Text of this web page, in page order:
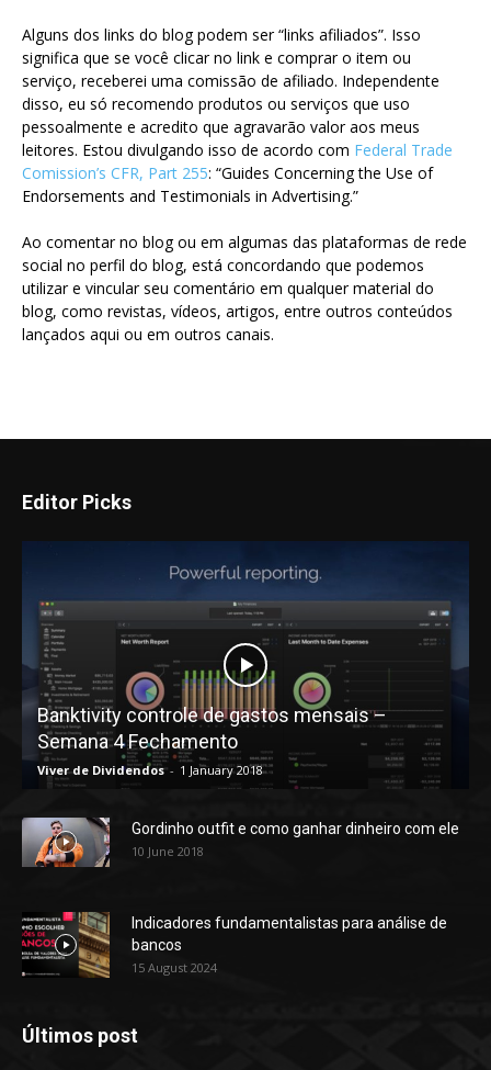
Alguns dos links do blog podem ser “links afiliados”. Isso
significa que se você clicar no link e comprar o item ou
serviço, receberei uma comissão de afiliado. Independente
disso, eu só recomendo produtos ou serviços que uso
pessoalmente e acredito que agravarão valor aos meus
leitores. Estou divulgando isso de acordo com Federal Trade
Comission’s CFR, Part 255: “Guides Concerning the Use of
Endorsements and Testimonials in Advertising.”
Ao comentar no blog ou em algumas das plataformas de rede
social no perfil do blog, está concordando que podemos
utilizar e vincular seu comentário em qualquer material do
blog, como revistas, vídeos, artigos, entre outros conteúdos
lançados aqui ou em outros canais.
Editor Picks
Banktivity controle de gastos mensais –
Semana 4 Fechamento
Viver de Dividendos - 1 January 2018
Gordinho outfit e como ganhar dinheiro com ele
10 June 2018
Indicadores fundamentalistas para análise de
bancos
15 August 2024
Últimos post